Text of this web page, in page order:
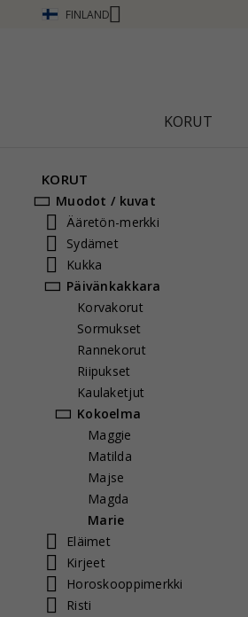
FINLAND
KORUT
KORUT
Muodot / kuvat
Ääretön-merkki
Sydämet
Kukka
Päivänkakkara
Korvakorut
Sormukset
Rannekorut
Riipukset
Kaulaketjut
Kokoelma
Maggie
Matilda
Majse
Magda
Marie
Eläimet
Kirjeet
Horoskooppimerkki
Risti